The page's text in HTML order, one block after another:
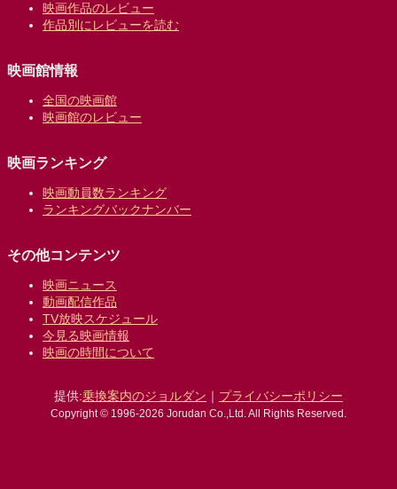
映画作品のレビュー
作品別にレビューを読む
映画館情報
全国の映画館
映画館のレビュー
映画ランキング
映画動員数ランキング
ランキングバックナンバー
その他コンテンツ
映画ニュース
動画配信作品
TV放映スケジュール
今見る映画情報
映画の時間について
提供:乗換案内のジョルダン ｜ プライバシーポリシー
Copyright © 1996-2026 Jorudan Co.,Ltd. All Rights Reserved.